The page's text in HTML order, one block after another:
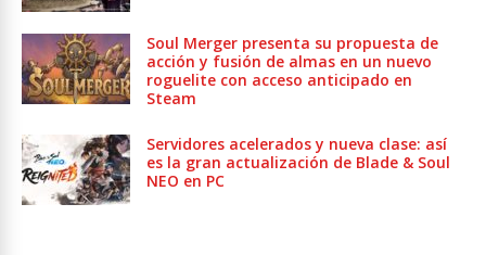
Soul Merger presenta su propuesta de
acción y fusión de almas en un nuevo
roguelite con acceso anticipado en
Steam
Servidores acelerados y nueva clase: así
es la gran actualización de Blade & Soul
NEO en PC